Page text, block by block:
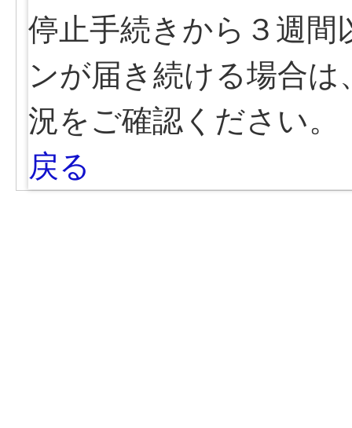
停止手続きから３週
ンが届き続ける場合
況をご確認ください。
戻る